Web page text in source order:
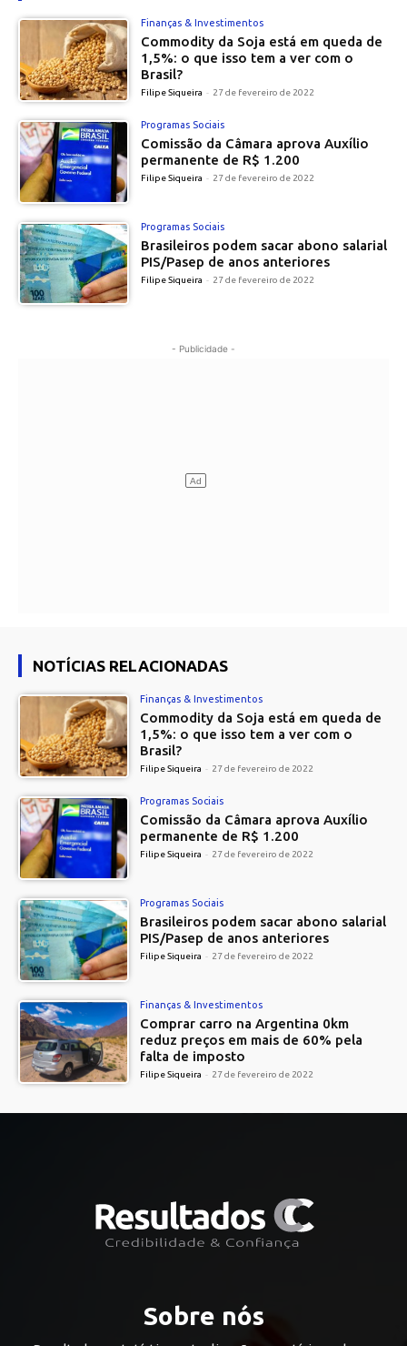
Finanças & Investimentos
Commodity da Soja está em queda de
1,5%: o que isso tem a ver com o
Brasil?
Filipe Siqueira - 27 de fevereiro de 2022
Programas Sociais
Comissão da Câmara aprova Auxílio
permanente de R$ 1.200
Filipe Siqueira - 27 de fevereiro de 2022
Programas Sociais
Brasileiros podem sacar abono salarial
PIS/Pasep de anos anteriores
Filipe Siqueira - 27 de fevereiro de 2022
- Publicidade -
NOTÍCIAS RELACIONADAS
Finanças & Investimentos
Commodity da Soja está em queda de
1,5%: o que isso tem a ver com o
Brasil?
Filipe Siqueira - 27 de fevereiro de 2022
Programas Sociais
Comissão da Câmara aprova Auxílio
permanente de R$ 1.200
Filipe Siqueira - 27 de fevereiro de 2022
Programas Sociais
Brasileiros podem sacar abono salarial
PIS/Pasep de anos anteriores
Filipe Siqueira - 27 de fevereiro de 2022
Finanças & Investimentos
Comprar carro na Argentina 0km
reduz preços em mais de 60% pela
falta de imposto
Filipe Siqueira - 27 de fevereiro de 2022
Sobre nós